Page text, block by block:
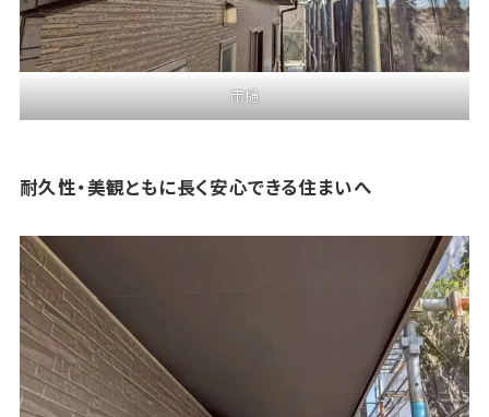
雨樋
耐久性・美観ともに長く安心できる住まいへ